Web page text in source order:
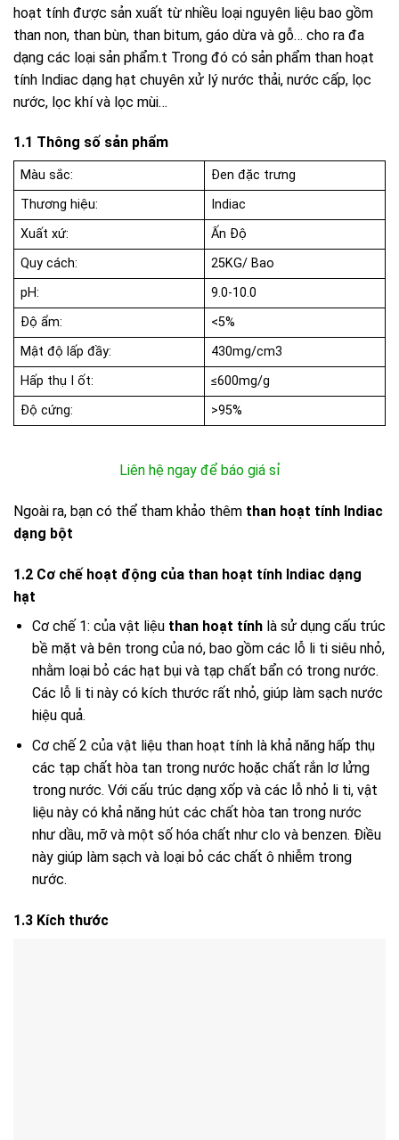
hoạt tính được sản xuất từ nhiều loại nguyên liệu bao gồm
than non, than bùn, than bitum, gáo dừa và gỗ… cho ra đa
dạng các loại sản phẩm.t Trong đó có sản phẩm than hoạt
tính Indiac dạng hạt chuyên xử lý nước thải, nước cấp, lọc
nước, lọc khí và lọc mùi…
1.1 Thông số sản phẩm
Màu sắc:
Đen đặc trưng
Thương hiệu:
Indiac
Xuất xứ:
Ấn Độ
Quy cách:
25KG/ Bao
pH:
9.0-10.0
Độ ẩm:
<5%
Mật độ lấp đầy:
430mg/cm3
Hấp thụ I ốt:
≤600mg/g
Độ cứng:
>95%
Liên hệ ngay để báo giá sỉ
Ngoài ra, bạn có thể tham khảo thêm than hoạt tính Indiac
dạng bột
1.2 Cơ chế hoạt động của than hoạt tính Indiac dạng
hạt
Cơ chế 1: của vật liệu than hoạt tínhlà sử dụng cấu trúc
bề mặt và bên trong của nó, bao gồm các lỗ li ti siêu nhỏ,
nhằm loại bỏ các hạt bụi và tạp chất bẩn có trong nước.
Các lỗ li ti này có kích thước rất nhỏ, giúp làm sạch nước
hiệu quả.
Cơ chế 2 của vật liệu than hoạt tính là khả năng hấp thụ
các tạp chất hòa tan trong nước hoặc chất rắn lơ lửng
trong nước. Với cấu trúc dạng xốp và các lỗ nhỏ li ti, vật
liệu này có khả năng hút các chất hòa tan trong nước
như dầu, mỡ và một số hóa chất như clo và benzen. Điều
này giúp làm sạch và loại bỏ các chất ô nhiễm trong
nước.
1.3 Kích thước